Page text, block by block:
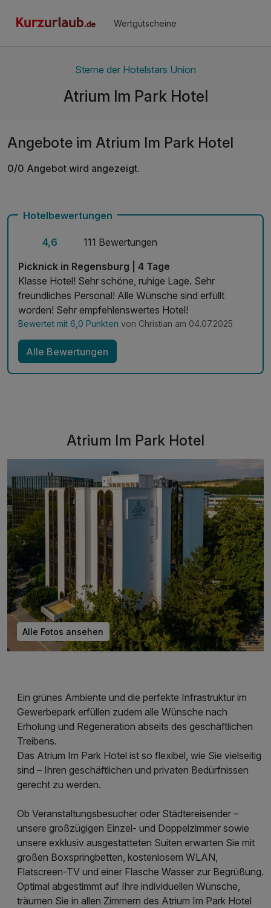
Wertgutscheine
Sterne der Hotelstars Union
Atrium Im Park Hotel
Angebote im Atrium Im Park Hotel
0/0 Angebot wird angezeigt.
Hotelbewertungen
4,6
111 Bewertungen
Picknick in Regensburg | 4 Tage
Klasse Hotel! Sehr schöne, ruhige Lage. Sehr
freundliches Personal! Alle Wünsche sind erfüllt
worden! Sehr empfehlenswertes Hotel!
Bewertet mit 6,0 Punkten von Christian am 04.07.2025
Alle Bewertungen
Atrium Im Park Hotel
Alle Fotos ansehen
Ein grünes Ambiente und die perfekte Infrastruktur im
Gewerbepark erfüllen zudem alle Wünsche nach
Erholung und Regeneration abseits des geschäftlichen
Treibens.
Das Atrium Im Park Hotel ist so flexibel, wie Sie vielseitig
sind – Ihren geschäftlichen und privaten Bedürfnissen
gerecht zu werden.
Ob Veranstaltungsbesucher oder Städtereisender –
unsere großzügigen Einzel- und Doppelzimmer sowie
unsere exklusiv ausgestatteten Suiten erwarten Sie mit
großen Boxspringbetten, kostenlosem WLAN,
Flatscreen-TV und einer Flasche Wasser zur Begrüßung.
Optimal abgestimmt auf Ihre individuellen Wünsche,
träumen Sie in allen Zimmern des Atrium Im Park Hotel